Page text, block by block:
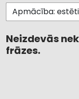
Neizdevās
frāzes.